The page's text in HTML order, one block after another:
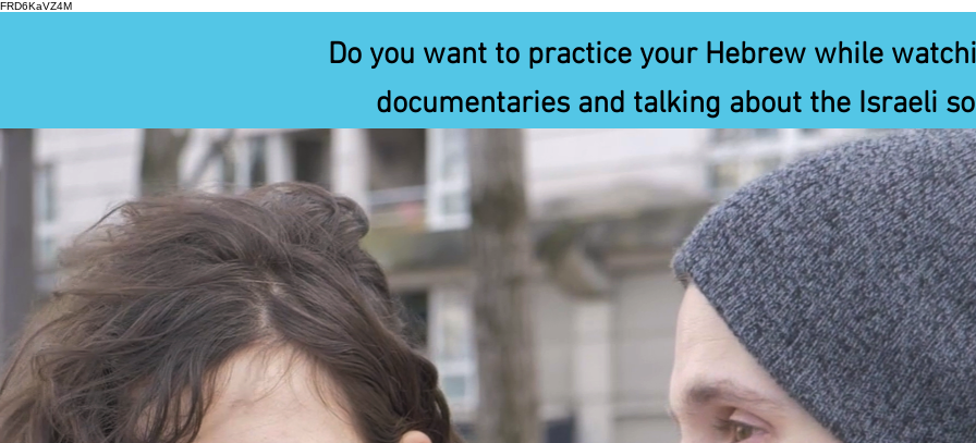
FRD6KaVZ4M
Do you want to practice your Hebrew while
documentaries and talking about the Israeli